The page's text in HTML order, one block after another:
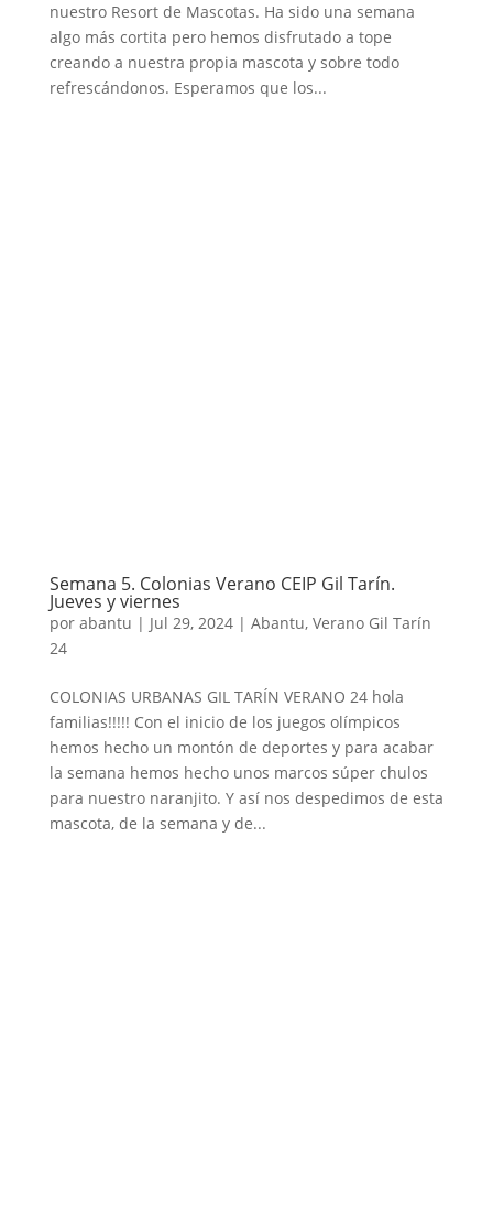
nuestro Resort de Mascotas. Ha sido una semana
algo más cortita pero hemos disfrutado a tope
creando a nuestra propia mascota y sobre todo
refrescándonos. Esperamos que los...
Semana 5. Colonias Verano CEIP Gil Tarín.
Jueves y viernes
por abantu | Jul 29, 2024| Abantu, Verano Gil Tarín
24
COLONIAS URBANAS GIL TARÍN VERANO 24 hola
familias!!!!! Con el inicio de los juegos olímpicos
hemos hecho un montón de deportes y para acabar
la semana hemos hecho unos marcos súper chulos
para nuestro naranjito. Y así nos despedimos de esta
mascota, de la semana y de...